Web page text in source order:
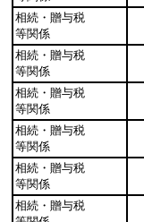
相続・贈与税
等関係
相続・贈与税
等関係
相続・贈与税
等関係
相続・贈与税
等関係
相続・贈与税
等関係
相続・贈与税